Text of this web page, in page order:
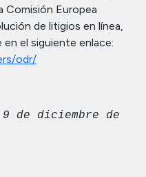
Comisión Europea
de litigios en línea,
el siguiente enlace:
odr/
9 de diciembre de